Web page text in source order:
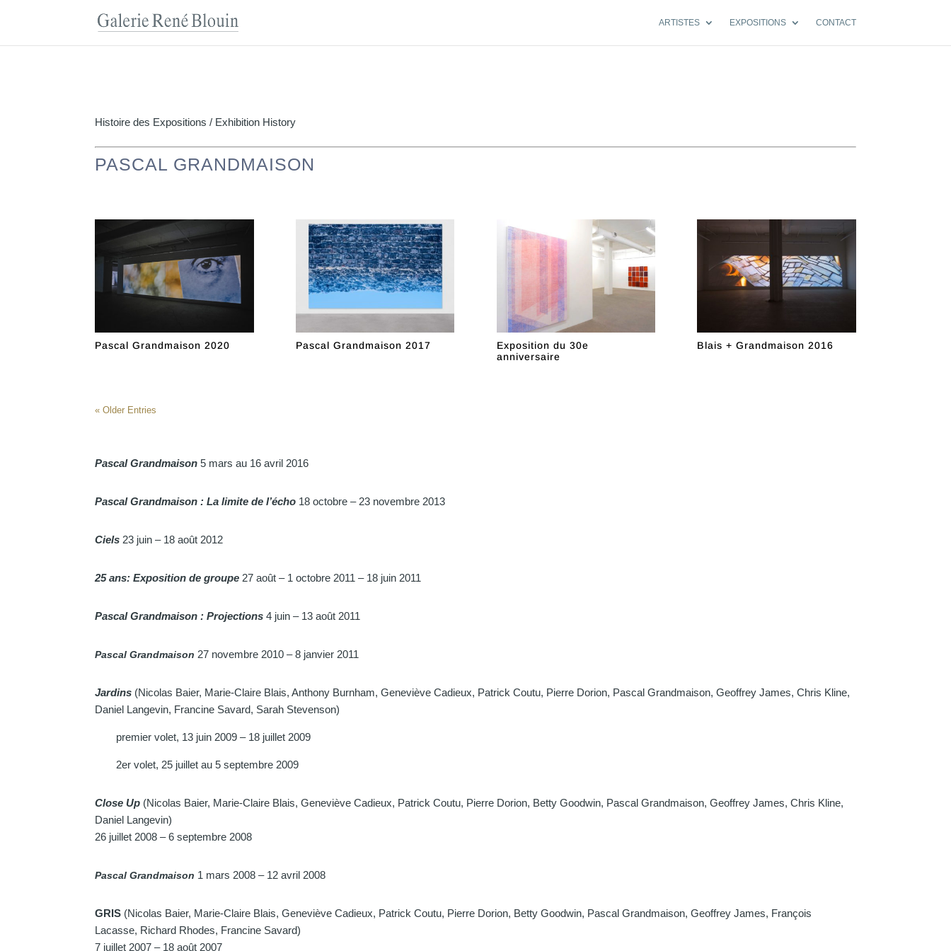
ARTISTES EXPOSITIONS CONTACT
Histoire des Expositions / Exhibition History
PASCAL GRANDMAISON
Pascal Grandmaison 2020 Pascal Grandmaison 2017
Exposition du 30e
anniversaire
Blais + Grandmaison 2016
« Older Entries
Pascal Grandmaison 5 mars au 16 avril 2016
Pascal Grandmaison : La limite de l’écho 18 octobre – 23 novembre 2013
Ciels 23 juin – 18 août 2012
25 ans: Exposition de groupe 27 août – 1 octobre 2011 – 18 juin 2011
Pascal Grandmaison : Projections 4 juin – 13 août 2011
Pascal Grandmaison 27 novembre 2010 – 8 janvier 2011
Jardins (Nicolas Baier, Marie-Claire Blais, Anthony Burnham, Geneviève Cadieux, Patrick Coutu, Pierre Dorion, Pascal Grandmaison, Geoffrey James, Chris Kline,
Daniel Langevin, Francine Savard, Sarah Stevenson)
premier volet, 13 juin 2009 – 18 juillet 2009
2er volet, 25 juillet au 5 septembre 2009
Close Up (Nicolas Baier, Marie-Claire Blais, Geneviève Cadieux, Patrick Coutu, Pierre Dorion, Betty Goodwin, Pascal Grandmaison, Geoffrey James, Chris Kline,
Daniel Langevin)
26 juillet 2008 – 6 septembre 2008
Pascal Grandmaison 1 mars 2008 – 12 avril 2008
GRIS (Nicolas Baier, Marie-Claire Blais, Geneviève Cadieux, Patrick Coutu, Pierre Dorion, Betty Goodwin, Pascal Grandmaison, Geoffrey James, François
Lacasse, Richard Rhodes, Francine Savard)
7 juillet 2007 – 18 août 2007